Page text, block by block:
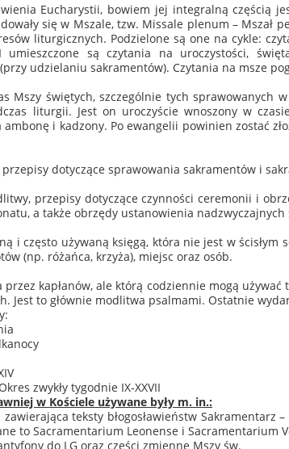
Eucharystii, bowiem jej integralną częścią
się w Mszale, tzw. Missale plenum –
liturgicznych. Podzielone są one na cykle:
są czytania na uroczystości,
udzielaniu sakramentów). Czytania na msze
Mszy świętych, szczególnie tych sprawowanych
liturgii. Jest on uroczyście wnoszony w
i kadzony. Po ewangelii powinien zostać
przepisy dotyczące sprawowania sakramentów i
przepisy dotyczące czynności ceremonii i
a także obrzędy ustanowienia nadzwyczajnych
i często używaną księgą, która nie jest w
(np. różańca, krzyża), miejsc oraz osób.
kapłanów, ale którą codziennie mogą
Jest to głównie modlitwa psalmami. Ostatnie
zwykły tygodnie IX-XXVII
w Kościele używane były m. in.:
teksty błogosławieństw
to Sacramentarium Leonense i Sacramentarium
do LG oraz części zmienne Mszy św.